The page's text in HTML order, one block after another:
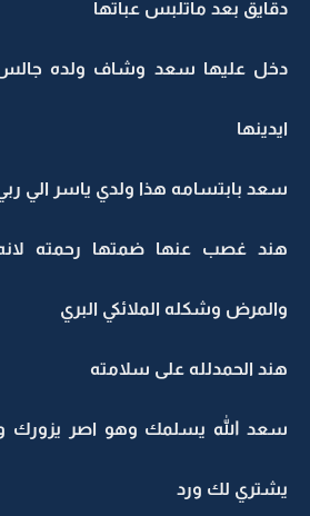
دقايق بعد ماتلبس عباتها
دخل عليها سعد وشاف ولده
ايدينها
سعد بابتسامه هذا ولدي ياسر الي ربي
هند غصب عنها ضمتها رحمته
والمرض وشكله الملائكي البري
هند الحمدلله على سلامته
سعد الله يسلمك وهو اصر يزورك
يشتري لك ورد